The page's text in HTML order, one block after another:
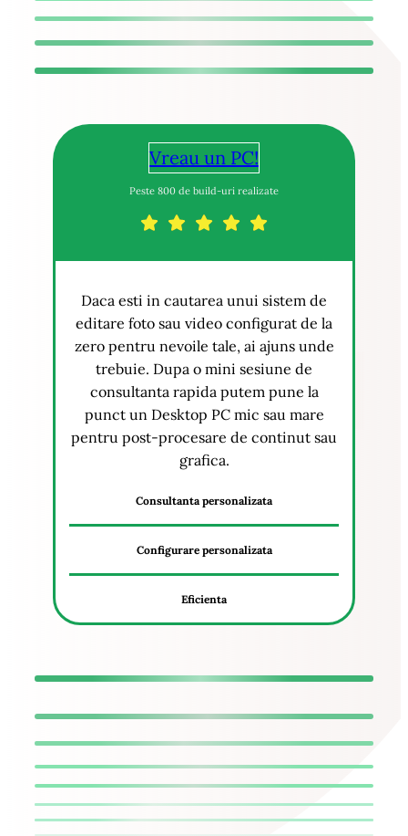
Vreau un PC!
Peste 800 de build-uri realizate
Daca esti in cautarea unui sistem de
editare foto sau video configurat de la
zero pentru nevoile tale, ai ajuns unde
trebuie. Dupa o mini sesiune de
consultanta rapida putem pune la
punct un Desktop PC mic sau mare
pentru post-procesare de continut sau
grafica.
Consultanta personalizata
Configurare personalizata
Eficienta